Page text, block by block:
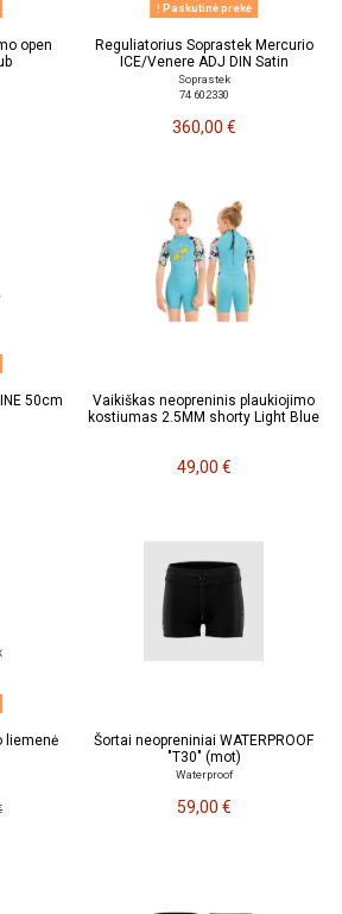
open
Paskutinė prekė
Reguliatorius Soprastek Mercurio
ICE/Venere ADJ DIN Satin
Soprastek
74 602330
360,00 €
50cm
Vaikiškas neopreninis plaukiojimo
kostiumas 2.5MM shorty Light Blue
49,00 €
liemenė
Šortai neopreniniai WATERPROOF
"T30" (mot)
Waterproof
59,00 €